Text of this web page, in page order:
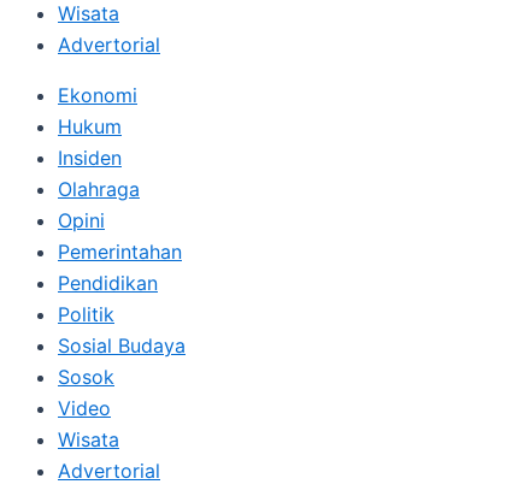
Wisata
Advertorial
Ekonomi
Hukum
Insiden
Olahraga
Opini
Pemerintahan
Pendidikan
Politik
Sosial Budaya
Sosok
Video
Wisata
Advertorial